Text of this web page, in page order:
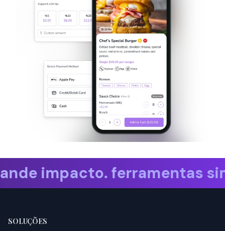
grande impacto.
SOLUÇÕES